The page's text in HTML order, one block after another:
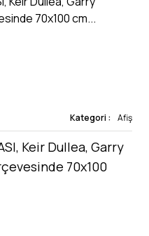
Kategori : Afiş
Keir Dullea, Garry
70x100